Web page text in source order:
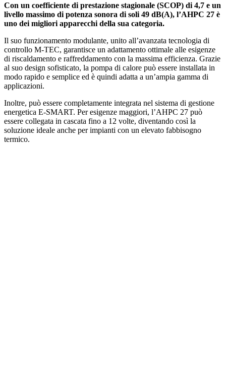
Con un coefficiente di prestazione stagionale (SCOP) di 4,7 e un
livello massimo di potenza sonora di soli 49 dB(A), l’AHPC 27 è
uno dei migliori apparecchi della sua categoria.
Il suo funzionamento modulante, unito all’avanzata tecnologia di
controllo M-TEC, garantisce un adattamento ottimale alle esigenze
di riscaldamento e raffreddamento con la massima efficienza. Grazie
al suo design sofisticato, la pompa di calore può essere installata in
modo rapido e semplice ed è quindi adatta a un’ampia gamma di
applicazioni.
Inoltre, può essere completamente integrata nel sistema di gestione
energetica E-SMART. Per esigenze maggiori, l’AHPC 27 può
essere collegata in cascata fino a 12 volte, diventando così la
soluzione ideale anche per impianti con un elevato fabbisogno
termico.